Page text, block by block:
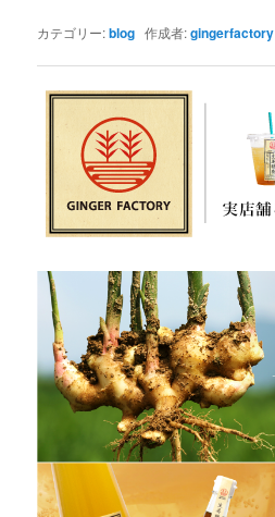
カテゴリー:blog 作成者:gingerfactory